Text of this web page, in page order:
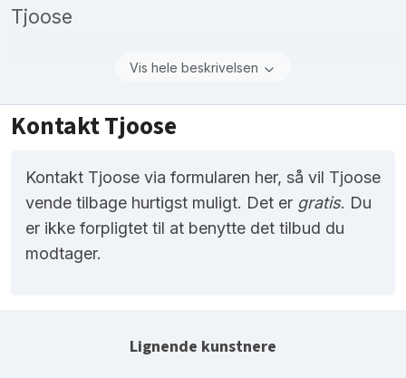
Tjoose
Vis hele beskrivelsen
Kontakt Tjoose
Kontakt Tjoose via formularen her, så vil Tjoose
vende tilbage hurtigst muligt. Det er gratis. Du
er ikke forpligtet til at benytte det tilbud du
modtager.
Lignende kunstnere